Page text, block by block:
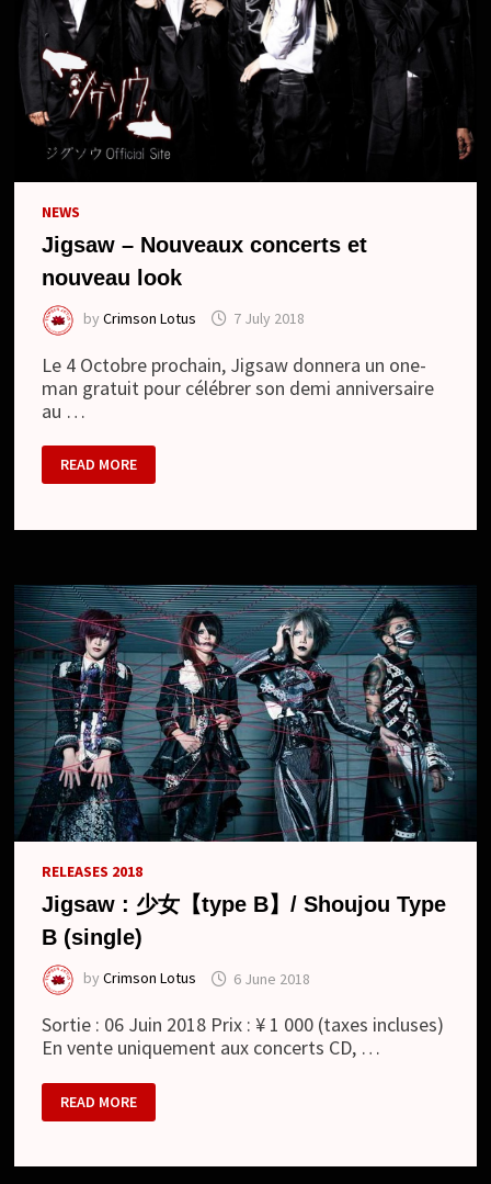
NEWS
Jigsaw – Nouveaux concerts et
nouveau look
byCrimson Lotus 7 July 2018
Le 4 Octobre prochain, Jigsaw donnera un one-
man gratuit pour célébrer son demi anniversaire
au …
JIGSAW
–
NOUVEAUX
NOUVEAU
READ MORE
RELEASES 2018
Jigsaw : 少女【type B】/ Shoujou Type
B (single)
byCrimson Lotus 6 June 2018
Sortie : 06 Juin 2018 Prix : ¥ 1 000 (taxes incluses)
En vente uniquement aux concerts CD, …
JIGSAW
:
少
B】/
READ MORE